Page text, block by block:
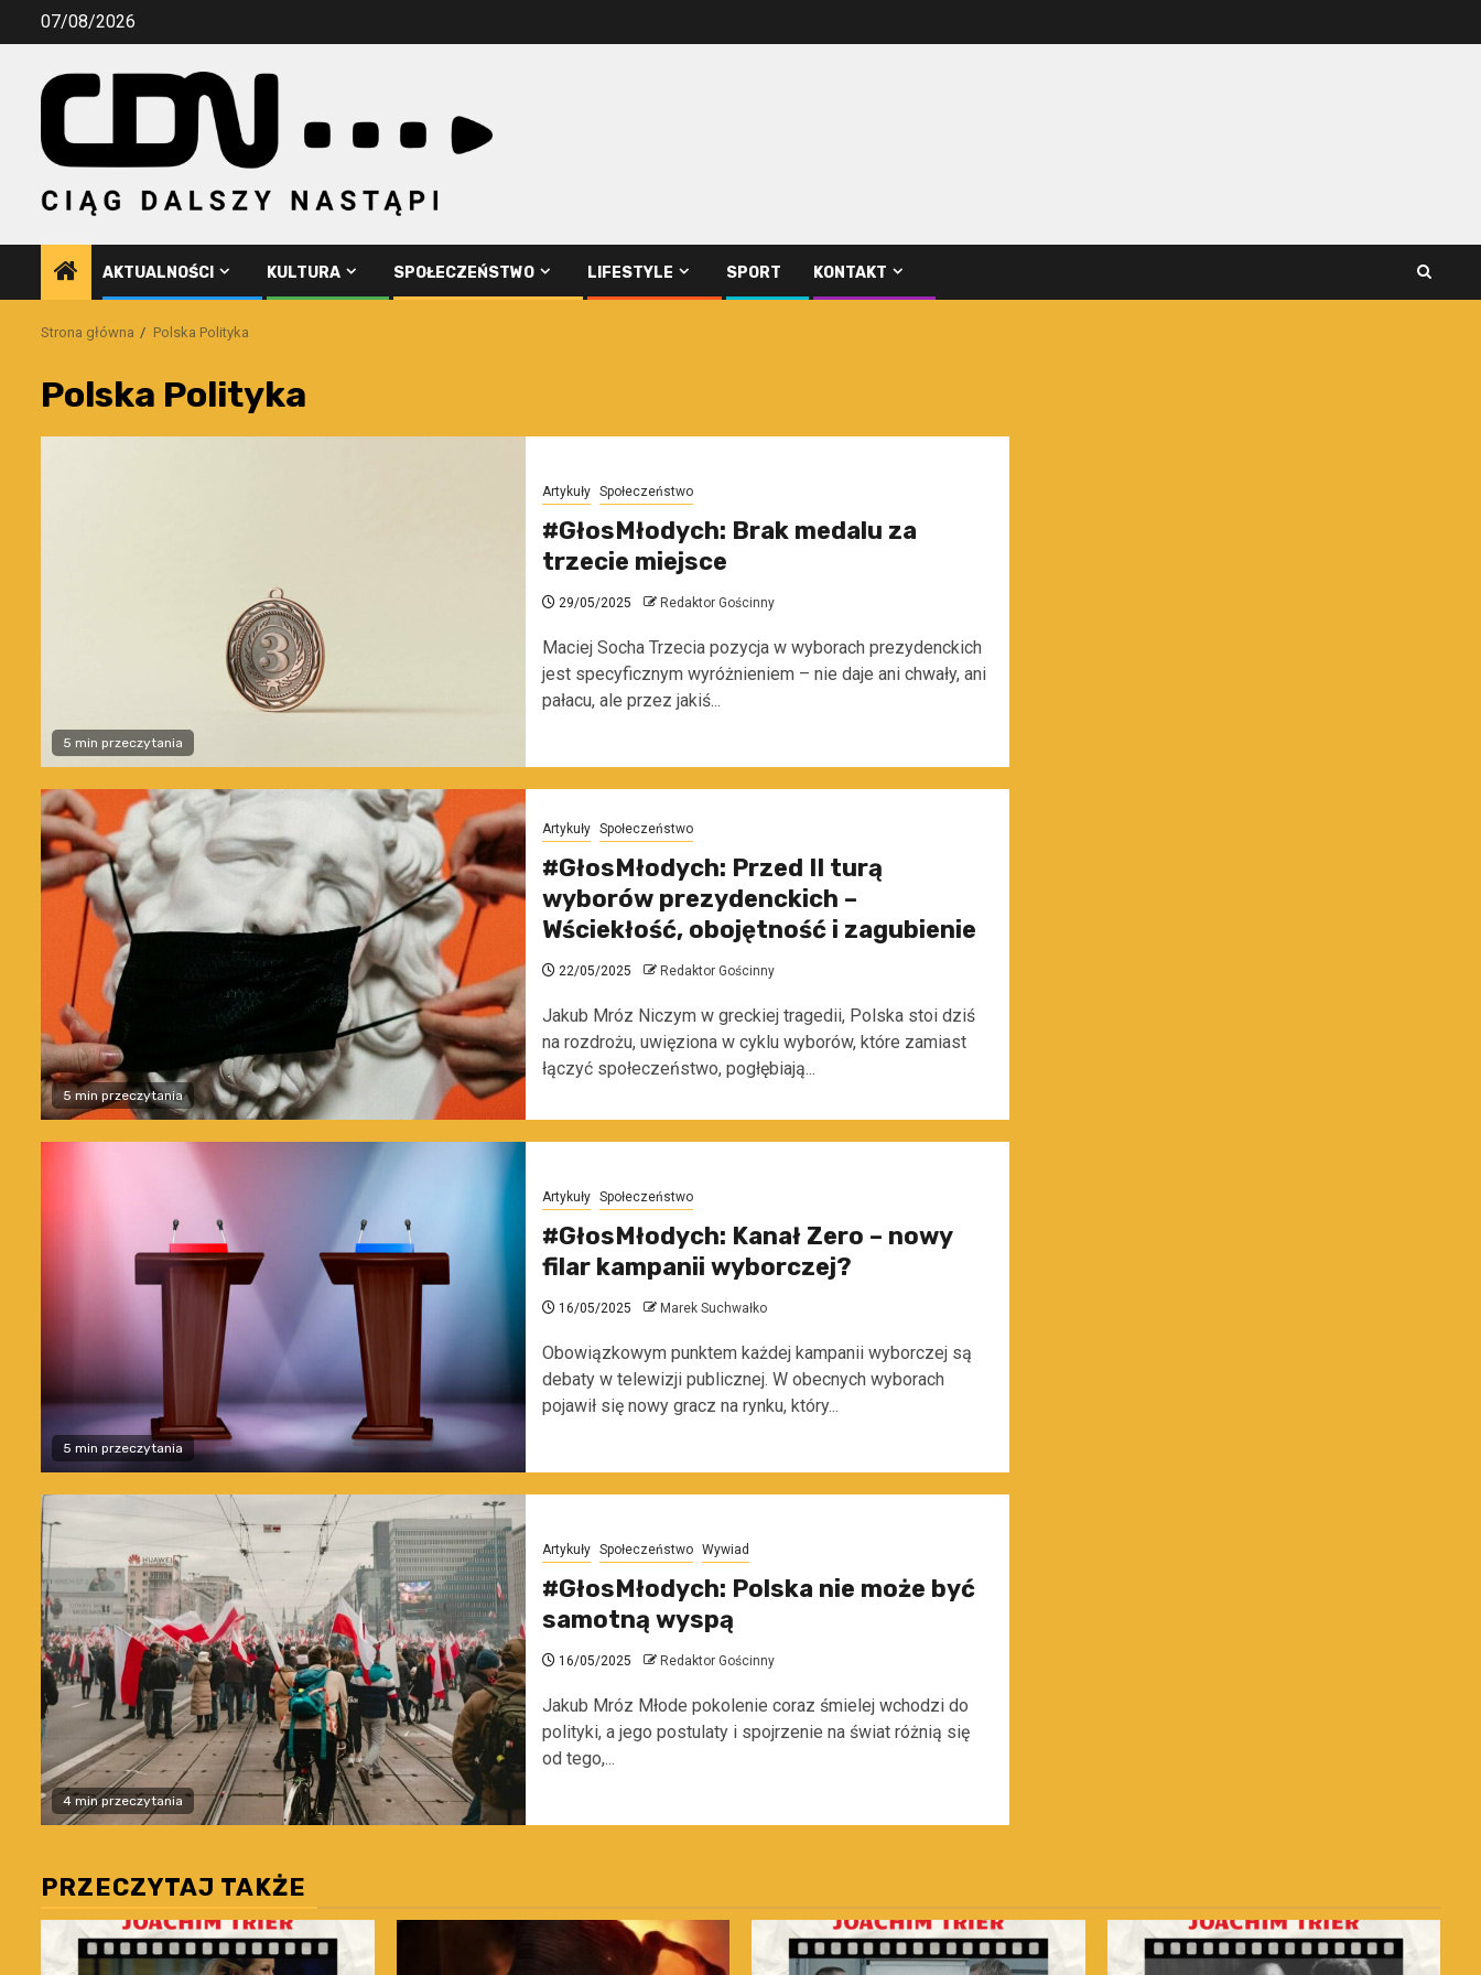
Przejdź07/08/2026
AKTUALNOŚCI KULTURA SPOŁECZEŃSTWO LIFESTYLE SPORT KONTAKT
Strona główna Polska Polityka
Polska Polityka
5 min przeczytania
Artykuły Społeczeństwo
#GłosMłodych: Brak medalu za
trzecie miejsce
29/05/2025 Redaktor Gościnny
Maciej Socha Trzecia pozycja w wyborach prezydenckich
jest specyficznym wyróżnieniem – nie daje ani chwały, ani
pałacu, ale przez jakiś...
5 min przeczytania
Artykuły Społeczeństwo
#GłosMłodych: Przed II turą
wyborów prezydenckich –
Wściekłość, obojętność i zagubienie
22/05/2025 Redaktor Gościnny
Jakub Mróz Niczym w greckiej tragedii, Polska stoi dziś
na rozdrożu, uwięziona w cyklu wyborów, które zamiast
łączyć społeczeństwo, pogłębiają...
5 min przeczytania
Artykuły Społeczeństwo
#GłosMłodych: Kanał Zero – nowy
filar kampanii wyborczej?
16/05/2025 Marek Suchwałko
Obowiązkowym punktem każdej kampanii wyborczej są
debaty w telewizji publicznej. W obecnych wyborach
pojawił się nowy gracz na rynku, który...
4 min przeczytania
Artykuły Społeczeństwo Wywiad
#GłosMłodych: Polska nie może być
samotną wyspą
16/05/2025 Redaktor Gościnny
Jakub Mróz Młode pokolenie coraz śmielej wchodzi do
polityki, a jego postulaty i spojrzenie na świat różnią się
od tego,...
PRZECZYTAJ TAKŻE